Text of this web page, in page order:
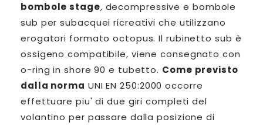
bombole stage, decompressive e bombole
sub per subacquei ricreativi che utilizzano
erogatori formato octopus. Il rubinetto sub è
ossigeno compatibile, viene consegnato con
o-ring in shore 90 e tubetto. Come previsto
dalla norma UNI EN 250:2000 occorre
effettuare piu' di due giri completi del
volantino per passare dalla posizione di